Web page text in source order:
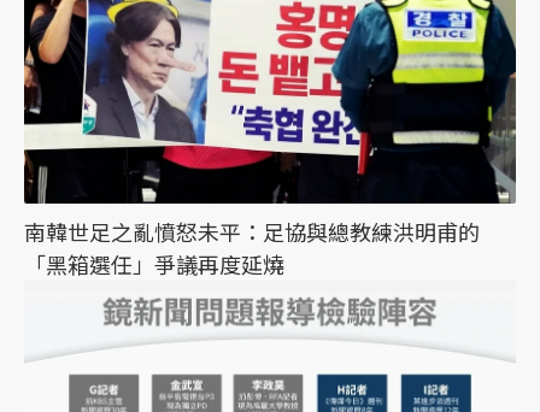
南韓世足之亂憤怒未平：足協與總教練洪明甫的
「黑箱選任」爭議再度延燒